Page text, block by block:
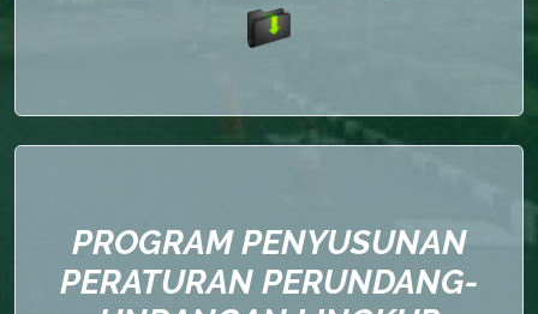
PROGRAM PENYUSUNAN
PERATURAN PERUNDANG-